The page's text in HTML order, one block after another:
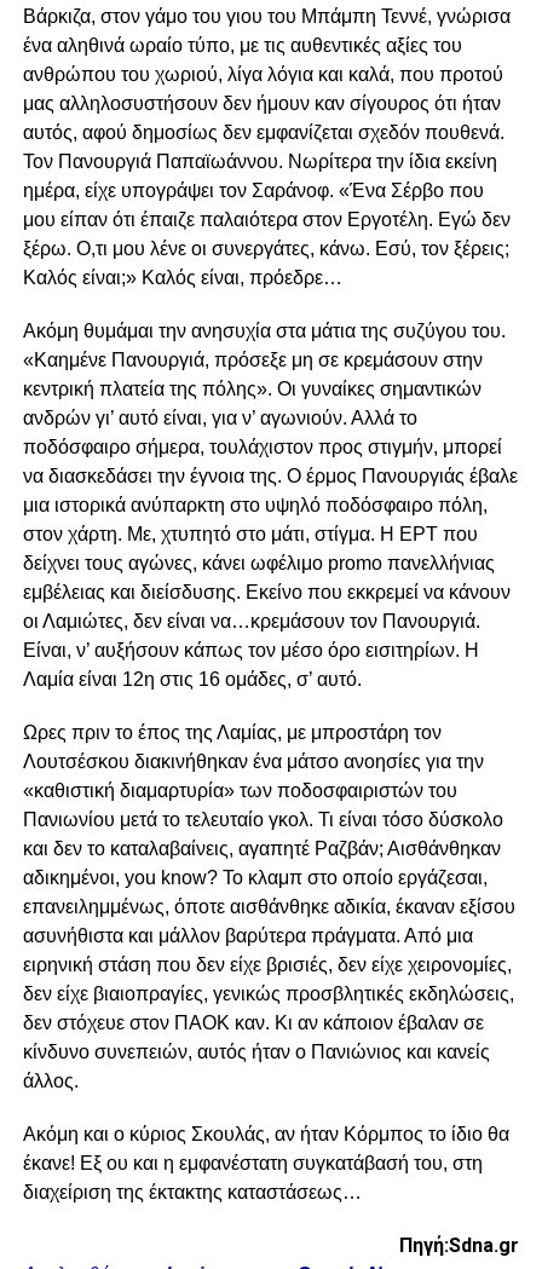
Βάρκιζα, στον γάμο του γιου του Μπάμπη Τεννέ, γνώρισα
ένα αληθινά ωραίο τύπο, με τις αυθεντικές αξίες του
ανθρώπου του χωριού, λίγα λόγια και καλά, που προτού
μας αλληλοσυστήσουν δεν ήμουν καν σίγουρος ότι ήταν
αυτός, αφού δημοσίως δεν εμφανίζεται σχεδόν πουθενά.
Τον Πανουργιά Παπαϊωάννου. Νωρίτερα την ίδια εκείνη
ημέρα, είχε υπογράψει τον Σαράνοφ. «Ένα Σέρβο που
μου είπαν ότι έπαιζε παλαιότερα στον Εργοτέλη. Εγώ δεν
ξέρω. Ο,τι μου λένε οι συνεργάτες, κάνω. Εσύ, τον ξέρεις;
Καλός είναι;» Καλός είναι, πρόεδρε…
Ακόμη θυμάμαι την ανησυχία στα μάτια της συζύγου του.
«Καημένε Πανουργιά, πρόσεξε μη σε κρεμάσουν στην
κεντρική πλατεία της πόλης». Οι γυναίκες σημαντικών
ανδρών γι’ αυτό είναι, για ν’ αγωνιούν. Αλλά το
ποδόσφαιρο σήμερα, τουλάχιστον προς στιγμήν, μπορεί
να διασκεδάσει την έγνοια της. Ο έρμος Πανουργιάς έβαλε
μια ιστορικά ανύπαρκτη στο υψηλό ποδόσφαιρο πόλη,
στον χάρτη. Με, χτυπητό στο μάτι, στίγμα. Η ΕΡΤ που
δείχνει τους αγώνες, κάνει ωφέλιμο promo πανελλήνιας
εμβέλειας και διείσδυσης. Εκείνο που εκκρεμεί να κάνουν
οι Λαμιώτες, δεν είναι να…κρεμάσουν τον Πανουργιά.
Είναι, ν’ αυξήσουν κάπως τον μέσο όρο εισιτηρίων. Η
Λαμία είναι 12η στις 16 ομάδες, σ’ αυτό.
Ωρες πριν το έπος της Λαμίας, με μπροστάρη τον
Λουτσέσκου διακινήθηκαν ένα μάτσο ανοησίες για την
«καθιστική διαμαρτυρία» των ποδοσφαιριστών του
Πανιωνίου μετά το τελευταίο γκολ. Τι είναι τόσο δύσκολο
και δεν το καταλαβαίνεις, αγαπητέ Ραζβάν; Αισθάνθηκαν
αδικημένοι, you know? Το κλαμπ στο οποίο εργάζεσαι,
επανειλημμένως, όποτε αισθάνθηκε αδικία, έκαναν εξίσου
ασυνήθιστα και μάλλον βαρύτερα πράγματα. Από μια
ειρηνική στάση που δεν είχε βρισιές, δεν είχε χειρονομίες,
δεν είχε βιαιοπραγίες, γενικώς προσβλητικές εκδηλώσεις,
δεν στόχευε στον ΠΑΟΚ καν. Κι αν κάποιον έβαλαν σε
κίνδυνο συνεπειών, αυτός ήταν ο Πανιώνιος και κανείς
άλλος.
Ακόμη και ο κύριος Σκουλάς, αν ήταν Κόρμπος το ίδιο θα
έκανε! Εξ ου και η εμφανέστατη συγκατάβασή του, στη
διαχείριση της έκτακτης καταστάσεως…
Πηγή:Sdna.gr